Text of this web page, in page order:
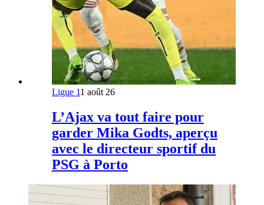
Ligue 11 août 26
L’Ajax va tout faire pour
garder Mika Godts, aperçu
avec le directeur sportif du
PSG à Porto